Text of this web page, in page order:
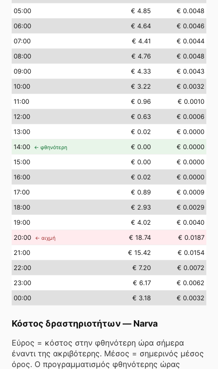
05:00 € 4.85
€ 0.0048
06:00 € 4.64
€ 0.0046
07:00 € 4.41
€ 0.0044
08:00 € 4.76
€ 0.0048
09:00 € 4.33
€ 0.0043
10:00 € 3.22
€ 0.0032
11:00 € 0.96
€ 0.0010
12:00 € 0.63
€ 0.0006
13:00 € 0.02
€ 0.0000
14:00 ← φθηνότερη € 0.00
€ 0.0000
15:00 € 0.00
€ 0.0000
16:00 € 0.02
€ 0.0000
17:00 € 0.89
€ 0.0009
18:00 € 2.93
€ 0.0029
19:00 € 4.02
€ 0.0040
20:00 ← αιχμή € 18.74
€ 0.0187
21:00 € 15.42
€ 0.0154
22:00 € 7.20
€ 0.0072
23:00 € 6.17
€ 0.0062
00:00 € 3.18 € 0.0032
Κόστος δραστηριοτήτων— Narva
Εύρος = κόστος στην φθηνότερη ώρα σήμερα
έναντι της ακριβότερης. Μέσος = σημερινός μέσος
όρος. Ο προγραμματισμός φθηνότερης ώρας